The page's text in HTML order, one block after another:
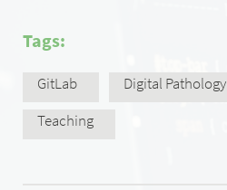
Tags:
GitLab Digital Pathology
Teaching